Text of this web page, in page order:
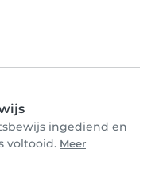
ingediend en
voltooid. Meer